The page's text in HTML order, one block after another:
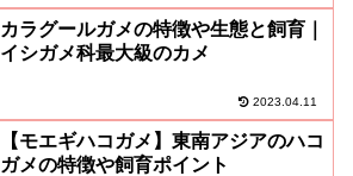
カラグールガメの特徴や生態と飼育｜
イシガメ科最大級のカメ
2023.04.11
【モエギハコガメ】東南アジアのハコ
ガメの特徴や飼育ポイント